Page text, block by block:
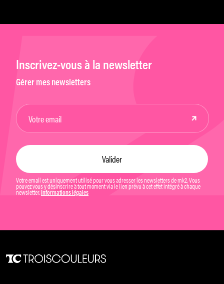
Inscrivez-vous à la newsletter
Gérer mes newsletters
Votre email est uniquement utilisé pour vous adresser les newsletters de mk2. Vous
pouvez vous y désinscrire à tout moment via le lien prévu à cet effet intégré à chaque
newsletter. Informations légales